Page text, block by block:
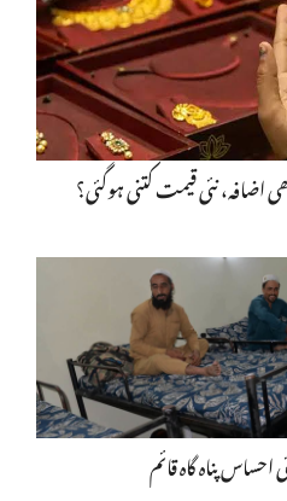
نئی قیمت کتنی ہوگئی؟
پناہ گاہ قائم